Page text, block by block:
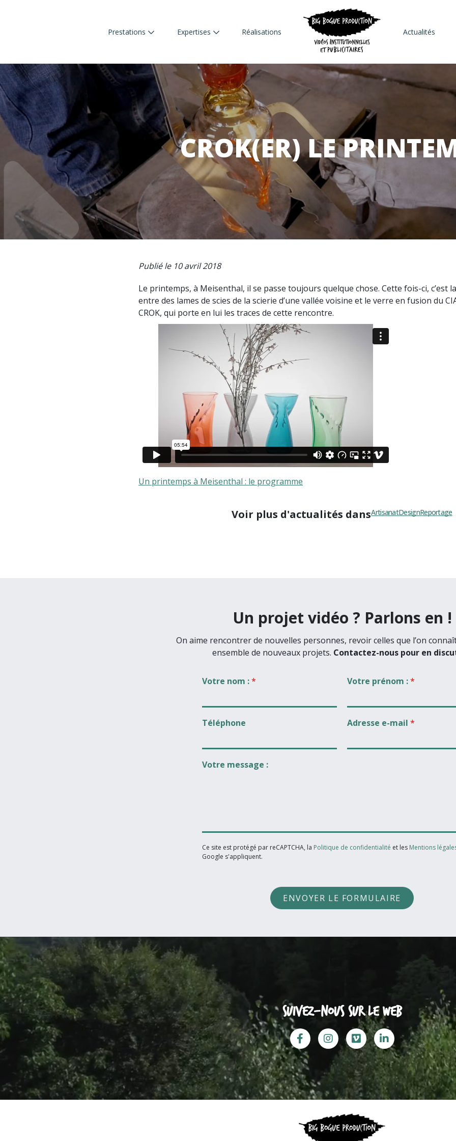
Prestations Expertises Réalisations Actualités
CROK(ER) LE
Publié le 10 avril 2018
Le printemps, à Meisenthal, il se passe toujours quelque chose. Cette fois-ci, c’est
entre des lames de scies de la scierie d’une vallée voisine et le verre en fusion du
CROK, qui porte en lui les traces de cette rencontre.
Un printemps à Meisenthal : le programme
Voir plus d'actualités dansArtisanatDesignReportage
Un projet vidéo ? Parlons en !
On aime rencontrer de nouvelles personnes, revoir celles que l’on
ensemble de nouveaux projets. Contactez-nous pour en
Votre nom :* Votre prénom :*
Téléphone Adresse e-mail *
Votre message :
Ce site est protégé par reCAPTCHA, la Politique de confidentialité et les Mentions
Google s'appliquent.
ENVOYER LE FORMULAIRE
Suivez-nous sur le web